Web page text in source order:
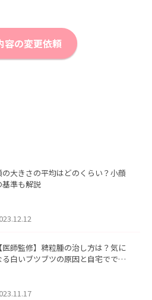
容の変更依頼
の大きさの平均はどのくらい？小顔
基準も解説
【医師監修】稗粒腫の治し方は？気に
る白いブツブツの原因と自宅ででき